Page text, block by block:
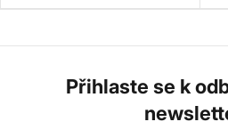
Přihlaste se k